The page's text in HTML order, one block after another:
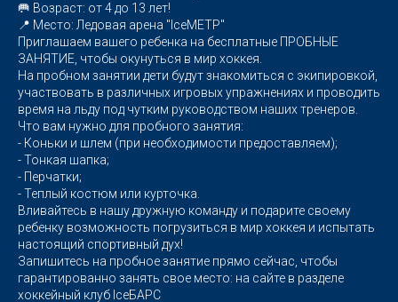
🥅 Возраст: от 4 до 13 лет!
📍 Место: Ледовая арена "IceМЕТР"
Приглашаем вашего ребенка на бесплатные ПРОБНЫЕ
ЗАНЯТИЕ, чтобы окунуться в мир хоккея.
На пробном занятии дети будут знакомиться с экипировкой,
участвовать в различных игровых упражнениях и проводить
время на льду под чутким руководством наших тренеров.
Что вам нужно для пробного занятия:
- Коньки и шлем (при необходимости предоставляем);
- Тонкая шапка;
- Перчатки;
- Теплый костюм или курточка.
Вливайтесь в нашу дружную команду и подарите своему
ребенку возможность погрузиться в мир хоккея и испытать
настоящий спортивный дух!
Запишитесь на пробное занятие прямо сейчас, чтобы
гарантированно занять свое место: на сайте в разделе
хоккейный клуб IceБАРС